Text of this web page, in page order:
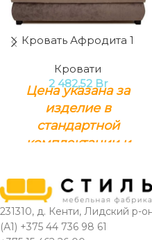
Кровать Афродита 1
Кровати
2 482,52 Br
Цена указана за
изделие в
стандартной
комплектации и
группе тканей.
Наполнение:
ортопедический матрас
231310, д. Кенти, Лидский р-
(А1) +375 44 736 98 61